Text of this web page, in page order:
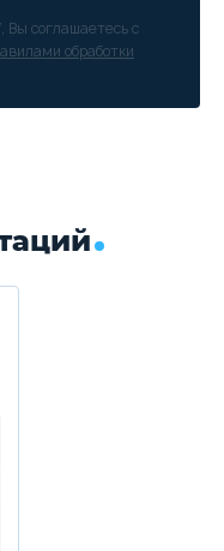
соглашаетесь с
обработки